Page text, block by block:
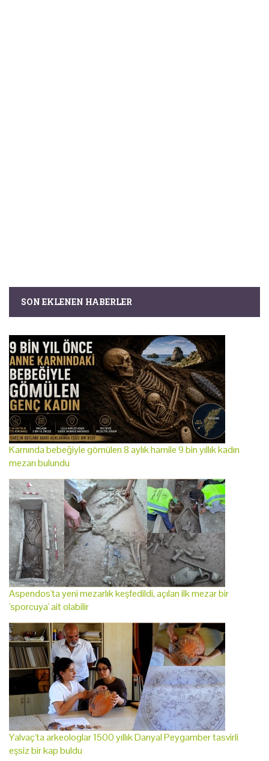
SON EKLENEN HABERLER
Karnında bebeğiyle gömülen 8 aylık hamile 9 bin yıllık kadın
mezarı bulundu
Aspendos'ta yeni mezarlık keşfedildi, açılan ilk mezar bir
'sporcuya' ait olabilir
Yalvaç'ta arkeologlar 1500 yıllık Danyal Peygamber tasvirli
eşsiz bir kap buldu